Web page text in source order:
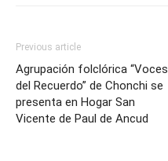
Previous article
Agrupación folclórica “Voces
del Recuerdo” de Chonchi se
presenta en Hogar San
Vicente de Paul de Ancud